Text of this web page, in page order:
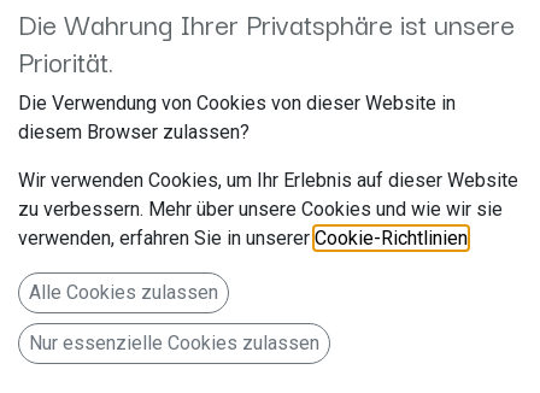
ALPINE Einbauset für Fiat
Ducato mit OEM BT-Radio
Hersteller: Alpine
Artikelnummer: KIT-902DU-BT
ALPS Alpine Europe GmbH
85716 Unterschleißheim
Deutschland www.alpine.de
Die Wahrung Ihrer Privatsphäre ist unsere
Priorität.
Die Verwendung von Cookies von dieser Website in
diesem Browser zulassen?
Wir verwenden Cookies, um Ihr Erlebnis auf dieser Website
zu verbessern. Mehr über unsere Cookies und wie wir sie
verwenden, erfahren Sie in unserer Cookie-Richtlinien
Alle Cookies zulassen
Nur essenzielle Cookies zulassen